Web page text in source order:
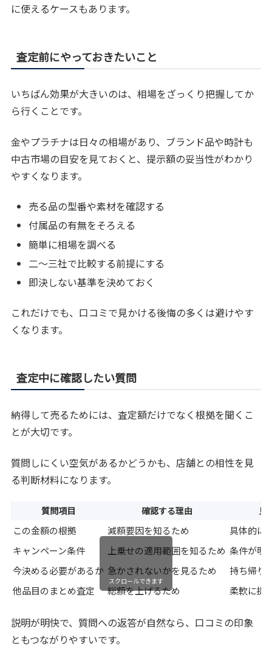
に使えるケースもあります。
査定前にやっておきたいこと
いちばん効果が大きいのは、相場をざっくり把握してか
ら行くことです。
金やプラチナは日々の相場があり、ブランド品や時計も
中古市場の目安を見ておくと、提示額の妥当性がわかり
やすくなります。
売る品の型番や素材を確認する
付属品の有無をそろえる
簡単に相場を調べる
二〜三社で比較する前提にする
即決しない基準を決めておく
これだけでも、口コミで見かける後悔の多くは避けやす
くなります。
査定中に確認したい質問
納得して売るためには、査定額だけでなく根拠を聞くこ
とが大切です。
質問しにくい空気があるかどうかも、店舗との相性を見
る判断材料になります。
質問項目 確認する理由 見
この金額の根拠 減額要因を知るため
具体的に
キャンペーン条件
上乗せの適用範囲を知るため 条件が明
今決める必要があるか 急かされないかを見るため
持ち帰り
他品目のまとめ査定
総額を上げるため 柔軟に提
スクロールできます
説明が明快で、質問への返答が自然なら、口コミの印象
ともつながりやすいです。